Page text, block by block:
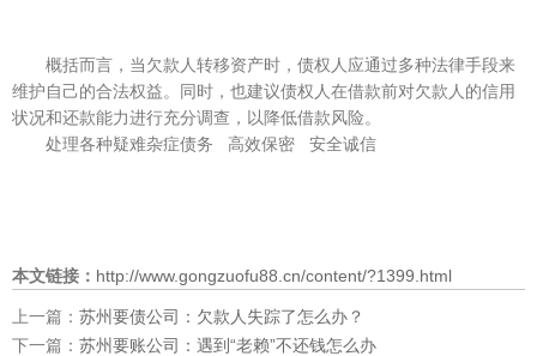
概括而言，当欠款人转移资产时，债权人应通过多种法律手段来
维护自己的合法权益。同时，也建议债权人在借款前对欠款人的信用
状况和还款能力进行充分调查，以降低借款风险。
处理各种疑难杂症债务 高效保密 安全诚信
本文链接： http://www.gongzuofu88.cn/content/?1399.html
上一篇： 苏州要债公司：欠款人失踪了怎么办？
下一篇： 苏州要账公司：遇到“老赖”不还钱怎么办